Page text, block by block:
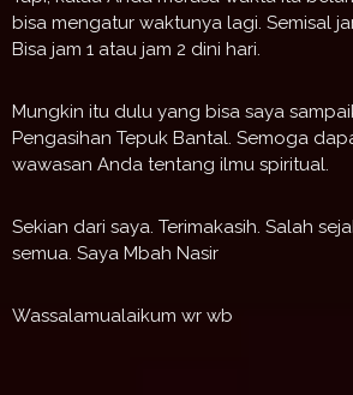
bisa mengatur waktunya lagi. Semisal
Bisa jam 1 atau jam 2 dini hari.
Mungkin itu dulu yang bisa saya
Pengasihan Tepuk Bantal. Semoga
wawasan Anda tentang ilmu spiritual.
Sekian dari saya. Terimakasih. Salah
semua. Saya Mbah Nasir
Wassalamualaikum wr wb